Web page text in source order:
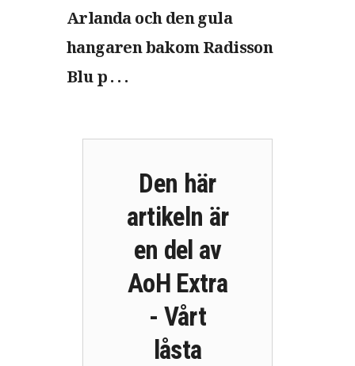
Arlanda och den gula
hangaren bakom Radisson
Blu p . . .
Den här
artikeln är
en del av
AoH Extra
- Vårt
låsta